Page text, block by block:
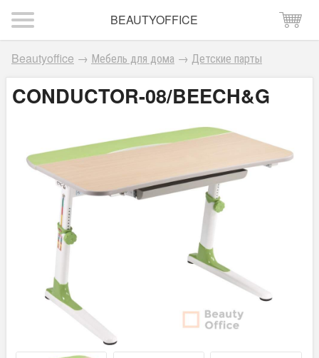
BEAUTYOFFICE
Beautyoffice → Мебель для дома → Детские парты
CONDUCTOR-08/BEECH&G